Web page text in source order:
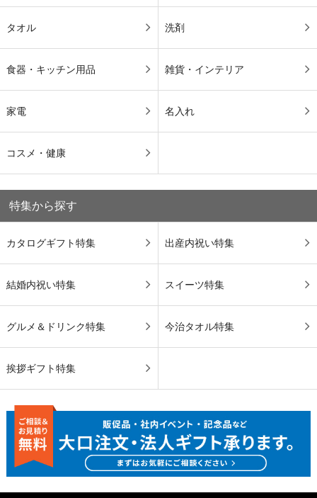
タオル 洗剤
食器・キッチン用品 雑貨・インテリア
家電 名入れ
コスメ・健康
特集から探す
カタログギフト特集 出産内祝い特集
結婚内祝い特集 スイーツ特集
グルメ＆ドリンク特集 今治タオル特集
挨拶ギフト特集